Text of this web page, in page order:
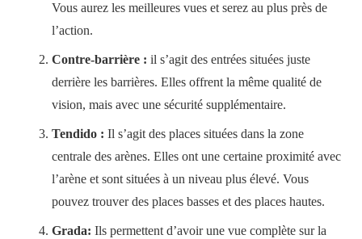
Vous aurez les meilleures vues et serez au plus près de
l’action.
Contre-barrière : il s’agit des entrées situées juste
derrière les barrières. Elles offrent la même qualité de
vision, mais avec une sécurité supplémentaire.
Tendido : Il s’agit des places situées dans la zone
centrale des arènes. Elles ont une certaine proximité avec
l’arène et sont situées à un niveau plus élevé. Vous
pouvez trouver des places basses et des places hautes.
Grada: Ils permettent d’avoir une vue complète sur la